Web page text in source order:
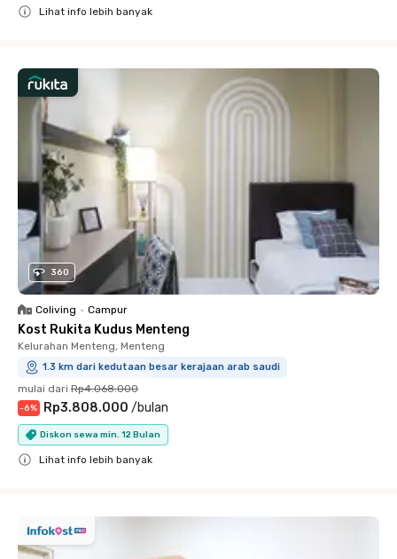
Lihat info lebih banyak
360
Coliving • Campur
Kost Rukita Kudus Menteng
Kelurahan Menteng, Menteng
1.3 km dari kedutaan besar kerajaan arab saudi
mulai dari Rp4.068.000
-6% Rp3.808.000 /bulan
Diskon sewa min. 12 Bulan
Lihat info lebih banyak